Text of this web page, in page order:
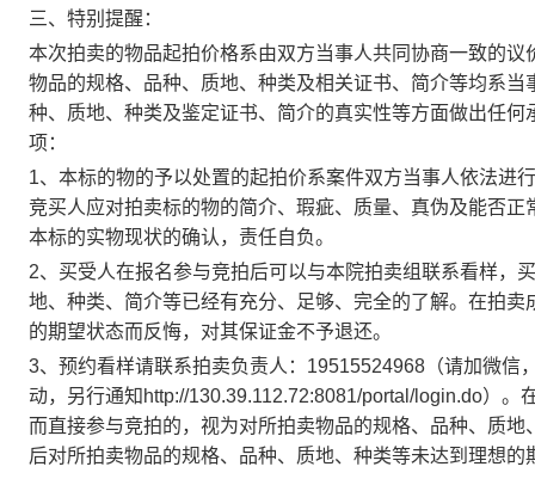
三、特别提醒：
本次拍卖的物品起拍价格系由双方当事人共同协商一致的
物品的规格、品种、质地、种类及相关证书、简介等均系
种、质地、种类及鉴定证书、简介的真实性等方面做出任
项：
1、本标的物的予以处置的起拍价系案件双方当事人依法进
竞买人应对拍卖标的物的简介、瑕疵、质量、真伪及能否
本标的实物现状的确认，责任自负。
2、买受人在报名参与竞拍后可以与本院拍卖组联系看样，
地、种类、简介等已经有充分、足够、完全的了解。在拍
的期望状态而反悔，对其保证金不予退还。
3、预约看样请联系拍卖负责人： 19515524968 （请加微信
动，另行通知 http://130.39.112.72:8081/portal/login.do）。
而直接参与竞拍的，视为对所拍卖物品的规格、品种、质
后对所拍卖物品的规格、品种、质地、种类等未达到理想